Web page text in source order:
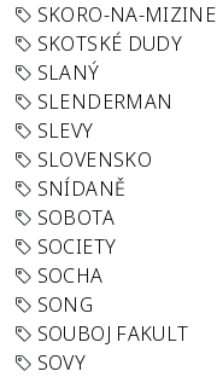
SKORO-NA-MIZINE
SKOTSKÉ DUDY
SLANÝ
SLENDERMAN
SLEVY
SLOVENSKO
SNÍDANĚ
SOBOTA
SOCIETY
SOCHA
SONG
SOUBOJ FAKULT
SOVY